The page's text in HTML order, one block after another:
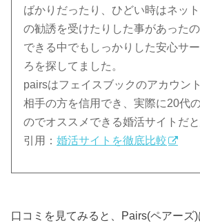
ばかりだったり、ひどい時はネッ
の勧誘を受けたりした事があった
できる中でもしっかりした安心サ
ろを探してました。
pairsはフェイスブックのアカウン
相手の方を信用でき、実際に20代
のでオススメできる婚活サイトだと
引用：婚活サイトを徹底比較
口コミを見てみると、Pairs(ペアーズ